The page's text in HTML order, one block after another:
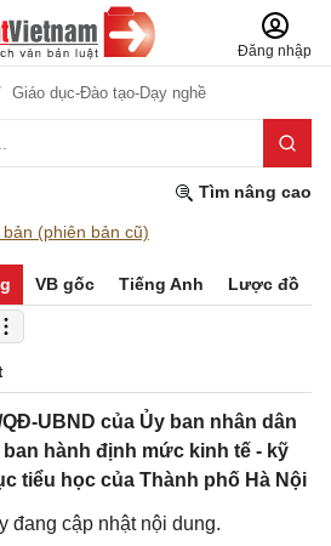
Đăng nhập
Giáo dục-Đào tạo-Dạy nghề
Tìm nâng cao
(phiên bản cũ)
VB gốc Tiếng Anh Lược đồ
UBND của Ủy ban nhân dân
hành định mức kinh tế - kỹ
tiểu học của Thành phố Hà Nội
đang cập nhật nội dung.